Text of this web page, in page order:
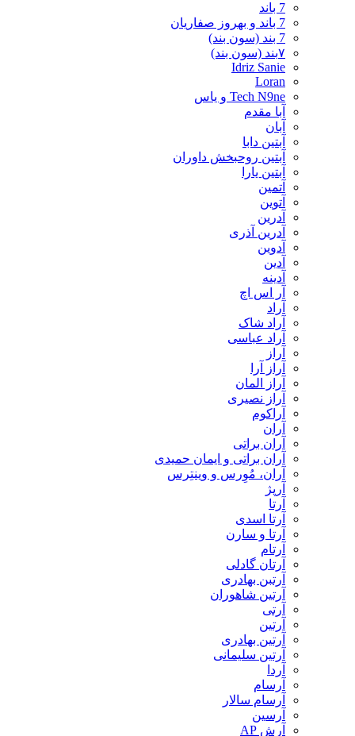
7 باند
7 باند و بهروز صفاریان
7 بند (سون بند)
۷بند (سون بند)
Idriz Sanie
Loran
Tech N9ne و یاس
آبا مقدم
آبان
آبتین دابا
آبتین روحبخش داوران
آبتین یارا
آتمین
آتوین
آدرین
آدرین آذری
آدوین
آدین
آدینه
آر اس اچ
آراد
آراد شاک
آراد عباسی
آراز
آراز آرا
آراز المان
آراز نصیری
آراکوم
آران
آران براتی
آران براتی و ایمان حمیدی
آران، مُوِرس و وینتِرس
آرپژ
آرتا
آرتا اسدی
آرتا و سارن
آرتام
آرتان گادلی
آرتبن بهادری
آرتين شاهوران
آرتی
آرتین
آرتین بهادری
آرتین سلیمانی
آردا
آرسام
آرسام سالار
آرسین
آرش AP